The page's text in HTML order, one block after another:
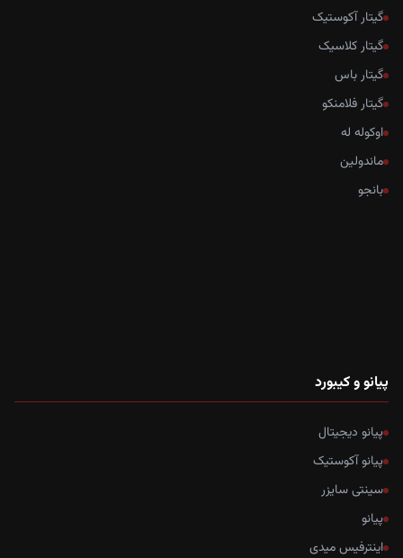
گیتار آکوستیک
گیتار کلاسیک
گیتار باس
گیتار فلامنکو
اوکوله له
ماندولین
بانجو
پیانو و کیبورد
پیانو دیجیتال
پیانو آکوستیک
سینتی سایزر
پیانو
اینترفیس میدی